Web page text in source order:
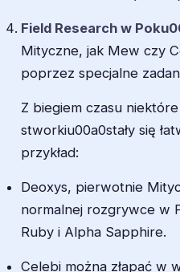
Field Research w
Mityczne, jak Mew czy
poprzez specjalne
Z biegiem czasu
stworkiu00a0stały się
przykład:
Deoxys, pierwotnie
normalnej rozgrywce w
Ruby i Alpha Sapphire.
Celebi można złapać w